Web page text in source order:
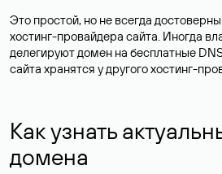
Это простой, но не всегда
хостинг-провайдера сайта. Иногда
делегируют домен на бесплатные
сайта хранятся у другого хостинг-
Как узнать
домена